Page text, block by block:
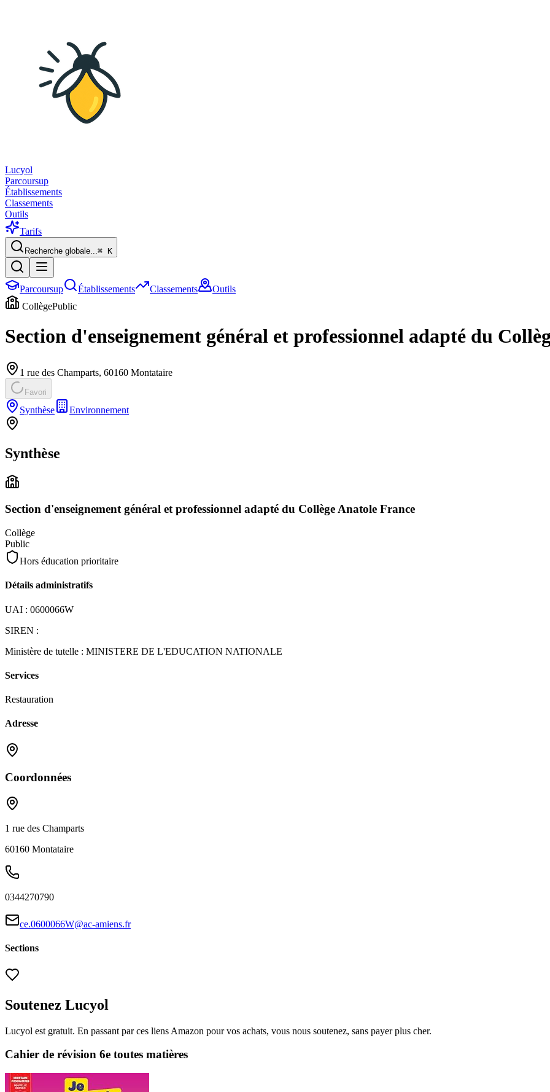
Lucyol
Parcoursup
Établissements
Classements
Outils
Tarifs
Recherche globale...⌘ K
Parcoursup Établissements Classements
Outils
CollègePublic
Section d'enseignement général et professionnel adapté du
1 rue des Champarts, 60160 Montataire
Favori
Synthèse Environnement
Synthèse
Section d'enseignement général et professionnel adapté du Collège Anatole France
Collège
Public
Hors éducation prioritaire
Détails administratifs
UAI : 0600066W
SIREN :
Ministère de tutelle : MINISTERE DE L'EDUCATION NATIONALE
Services
Restauration
Adresse
Coordonnées
1 rue des Champarts
60160 Montataire
0344270790
ce.0600066W@ac-amiens.fr
Sections
Soutenez Lucyol
Lucyol est gratuit. En passant par ces liens Amazon pour vos achats, vous nous soutenez, sans payer plus cher.
Cahier de révision 6e toutes matières